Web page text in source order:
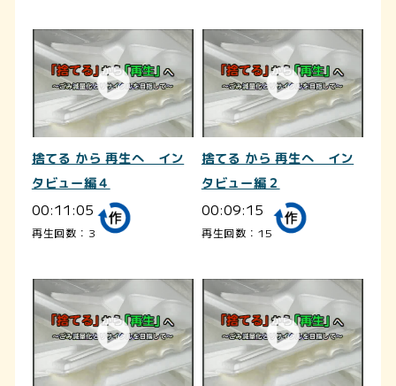
捨てる から 再生へ イン
タビュー編４
00:11:05
再生回数：3
捨てる から 再生へ イン
タビュー編２
00:09:15
再生回数：15